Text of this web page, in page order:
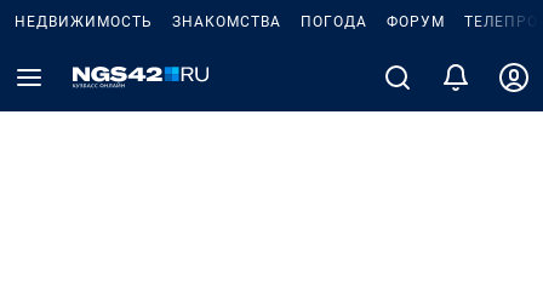
НЕДВИЖИМОСТЬ ЗНАКОМСТВА ПОГОДА ФОРУМ